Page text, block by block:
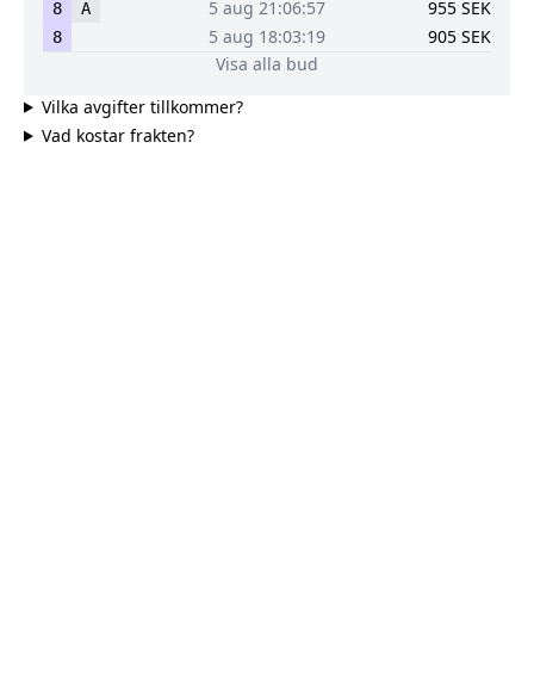
8 A 5 aug 21:06:57 955 SEK
8 5 aug 18:03:19 905 SEK
Visa alla bud
Vilka avgifter tillkommer?
Vad kostar frakten?